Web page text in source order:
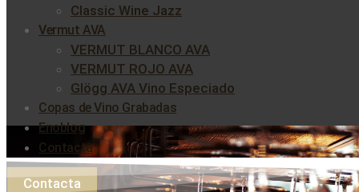
Classic Wine Jazz
Vermut AVA
VERMUT BLANCO AVA
VERMUT ROJO AVA
Glögg AVA Vino Especiado
Copas de Vino Grabadas
Enoblog
Contacta
Contacta